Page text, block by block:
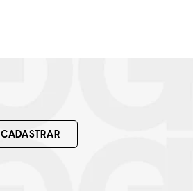
CADASTRAR